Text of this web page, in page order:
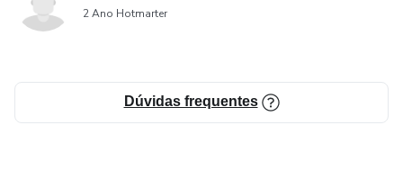
Ensina valores de forma divertida.
Torna a hora de dormir mais calma e prazerosa.
2 Ano Hotmarter
Dúvidas frequentes